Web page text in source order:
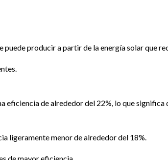
puede producir a partir de la energía solar que
eficiencia de alrededor del 22%, lo que
ligeramente menor de alrededor del 18%.